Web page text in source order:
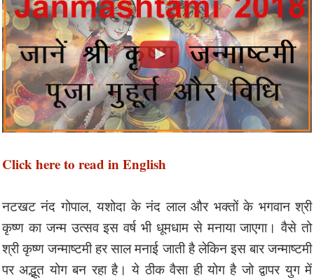
Click here to read in English
नटखट नंद गोपाल, यशोदा के नंद लाल और भक्तों के भगवान श्री
कृष्ण का जन्म उत्सव इस वर्ष भी धूमधाम से मनाया जाएगा। वैसे तो
श्री कृष्ण जन्माष्टमी हर साल मनाई जाती है लेकिन इस बार जन्माष्टमी
पर अद्भूत योग बन रहा है। ये ठीक वैसा ही योग है जो द्वापर युग में